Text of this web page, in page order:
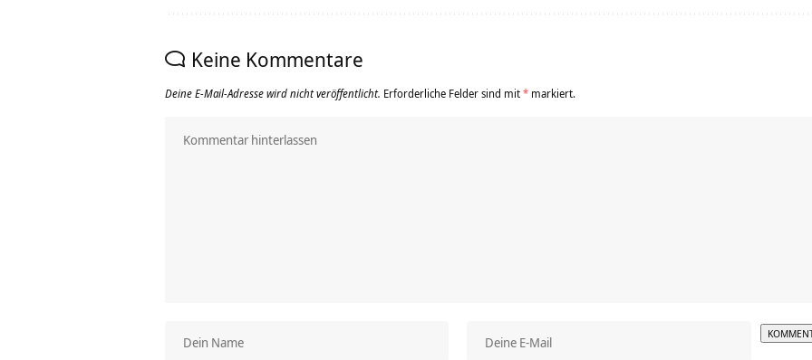
Keine Kommentare
Deine E-Mail-Adresse wird nicht veröffentlicht. Erforderliche Felder sind mit* markiert.